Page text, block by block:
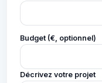
Budget (€, optionnel)
Décrivez votre projet